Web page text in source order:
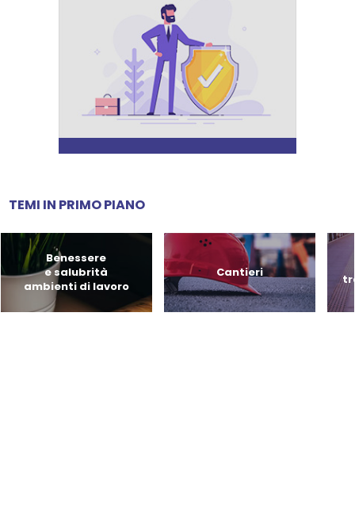
TEMI IN PRIMO PIANO
Benessere
e salubrità
ambienti di lavoro
Cantieri